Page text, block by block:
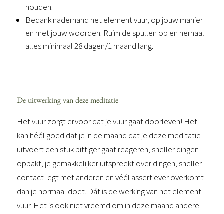
houden.
Bedank naderhand het element vuur, op jouw manier
en met jouw woorden. Ruim de spullen op en herhaal
alles minimaal 28 dagen/1 maand lang.
De uitwerking van deze meditatie
Het vuur zorgt ervoor dat je vuur gaat doorleven! Het
kan héél goed dat je in de maand dat je deze meditatie
uitvoert een stuk pittiger gaat reageren, sneller dingen
oppakt, je gemakkelijker uitspreekt over dingen, sneller
contact legt met anderen en véél assertiever overkomt
dan je normaal doet. Dát is de werking van het element
vuur. Het is ook niet vreemd om in deze maand andere